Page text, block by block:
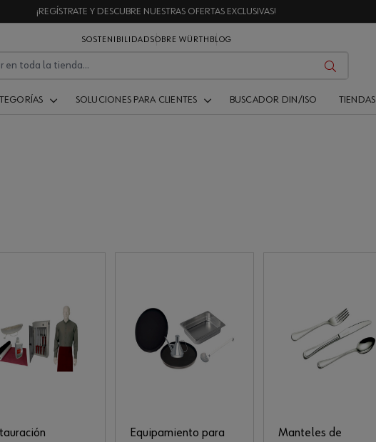
¡REGÍSTRATE Y DESCUBRE NUESTRAS OFERTAS EXCLUSIVAS!
SOSTENIBILIDADSOBRE WÜRTH BLOG
SOLUCIONES PARA CLIENTES BUSCADOR DIN/ISO TIENDAS
Equipamiento para
Manteles de